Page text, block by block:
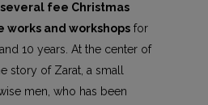
several fee Christmas
works and workshopsfor
10 years. At the center of
story of Zarat, a small
men, who has been